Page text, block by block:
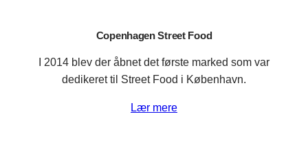
Copenhagen Street Food
I 2014 blev der åbnet det første marked som var
dedikeret til Street Food i København.
Lær mere